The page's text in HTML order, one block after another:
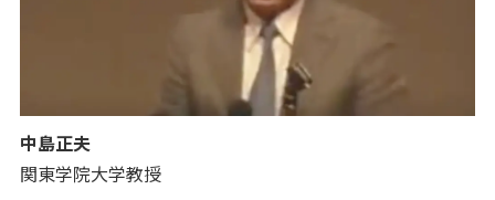
中島正夫
関東学院大学教授